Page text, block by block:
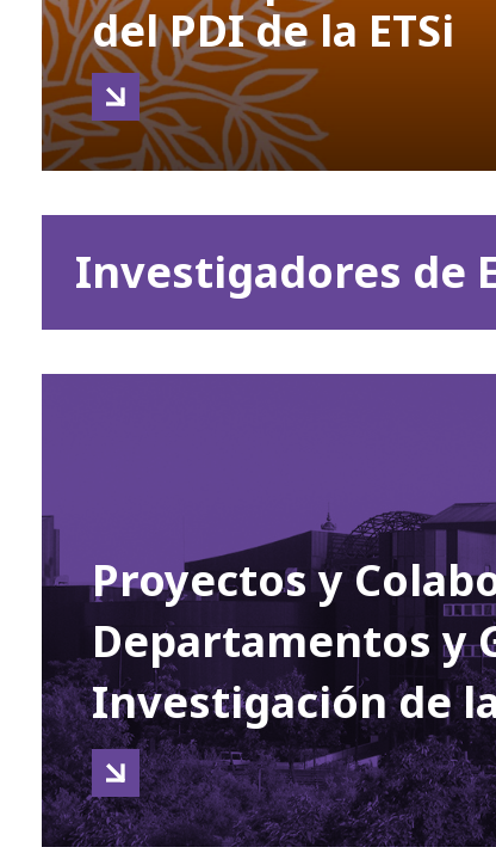
del PDI de la ETSi
Investigadores de
Proyectos y
Departamentos y
Investigación de la